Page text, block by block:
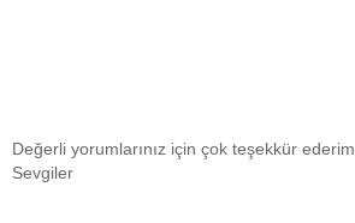
Değerli yorumlarınız için çok teşekkür ederim.
Sevgiler